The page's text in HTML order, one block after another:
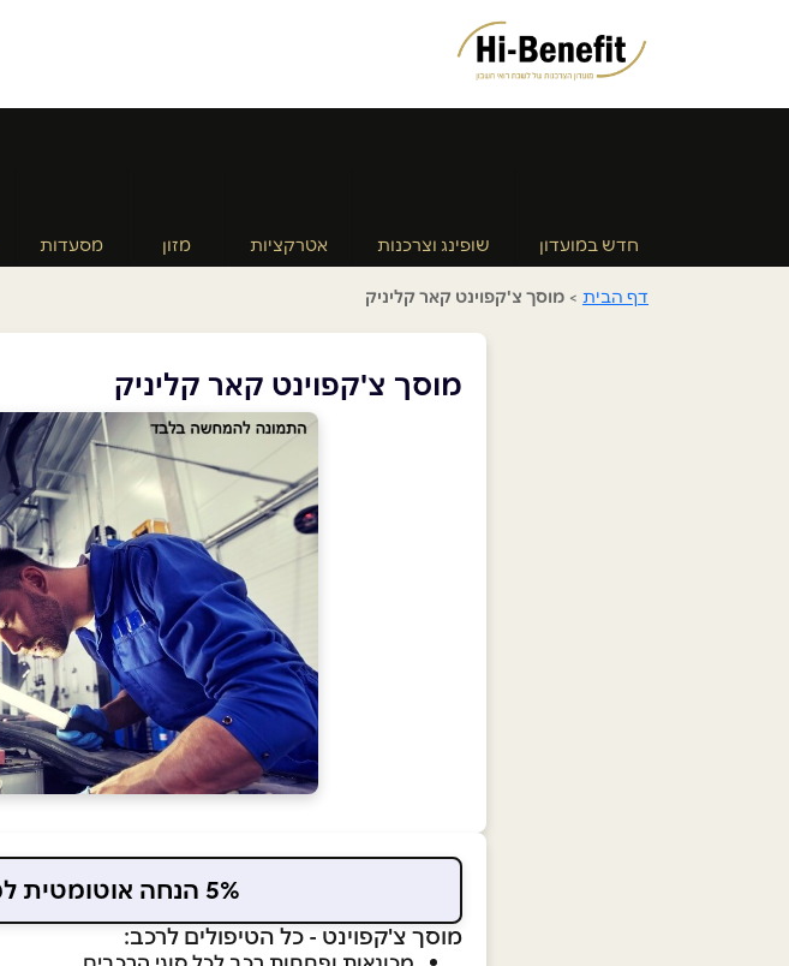
חדש במועדון שופינג וצרכנות אטרקציות מזון מסעדות
דף הבית > מוסך צ'קפוינט קאר קליניק
מוסך צ'קפוינט קאר קליניק
5% הנחה אוטומטית למשלמים בכרטיס המועדון
מוסך צ'קפוינט - כל הטיפולים לרכב: